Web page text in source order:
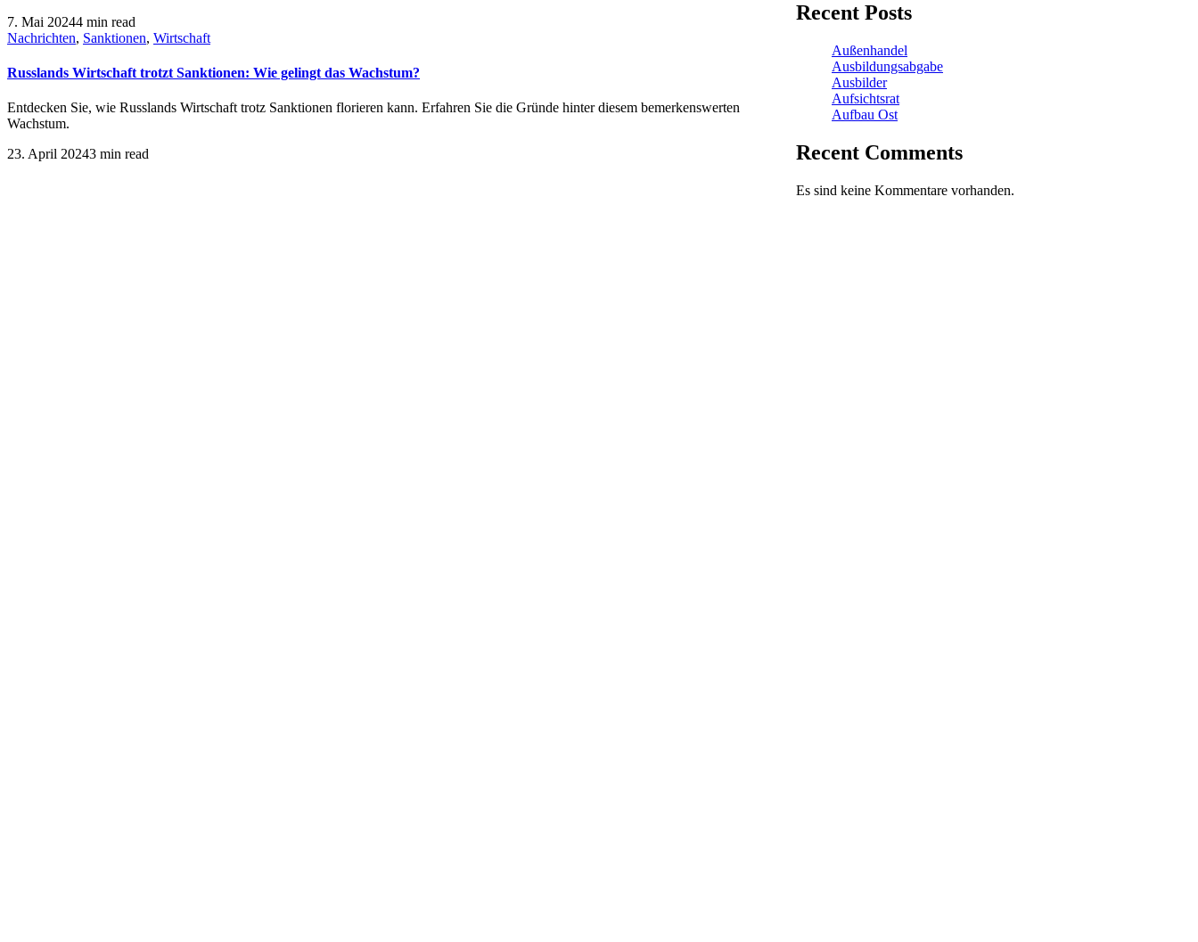
7. Mai 20244 min read
Nachrichten, Sanktionen, Wirtschaft
Russlands Wirtschaft trotzt Sanktionen: Wie gelingt das Wachstum?
Entdecken Sie, wie Russlands Wirtschaft trotz Sanktionen florieren kann. Erfahren Sie die Gründe hinter diesem bemerkenswerten
Wachstum.
23. April 20243 min read
Recent Posts
Außenhandel
Ausbildungsabgabe
Ausbilder
Aufsichtsrat
Aufbau Ost
Recent Comments
Es sind keine Kommentare vorhanden.